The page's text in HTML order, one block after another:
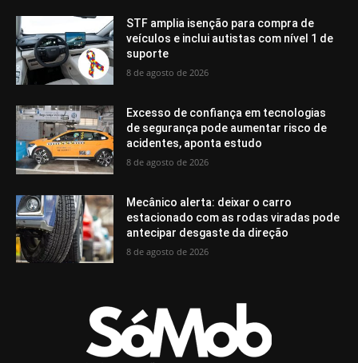
STF amplia isenção para compra de
veículos e inclui autistas com nível 1 de
suporte
8 de agosto de 2026
Excesso de confiança em tecnologias
de segurança pode aumentar risco de
acidentes, aponta estudo
8 de agosto de 2026
Mecânico alerta: deixar o carro
estacionado com as rodas viradas pode
antecipar desgaste da direção
8 de agosto de 2026